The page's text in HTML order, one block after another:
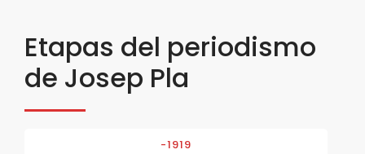
Etapas del periodismo
de Josep Pla
-1919